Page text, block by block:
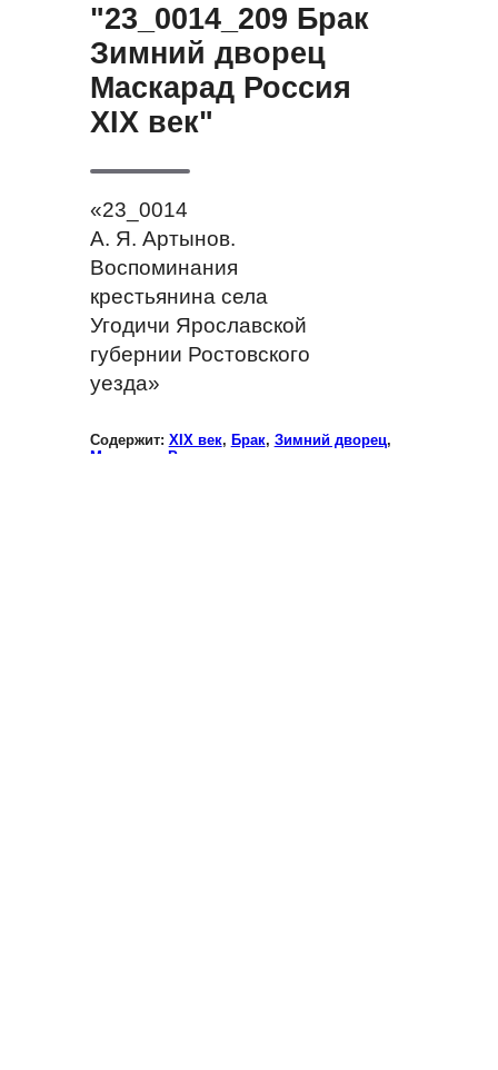
"23_0014_209 Брак
Зимний дворец
Маскарад Россия
XIX век"
«23_0014
А. Я. Артынов.
Воспоминания
крестьянина села
Угодичи Ярославской
губернии Ростовского
уезда»
Содержит: XIX век, Брак, Зимний дворец,
Маскарад
Россия